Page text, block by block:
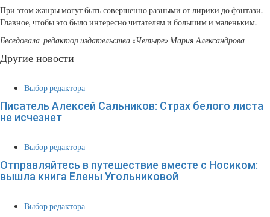
При этом жанры могут быть совершенно разными от лирики до фэнтази.
Главное, чтобы это было интересно читателям и большим и маленьким.
Беседовала редактор издательства «Четыре» Мария Александрова
Другие новости
Выбор редактора
Писатель Алексей Сальников: Страх белого листа
не исчезнет
Выбор редактора
Отправляйтесь в путешествие вместе с Носиком:
вышла книга Елены Угольниковой
Выбор редактора